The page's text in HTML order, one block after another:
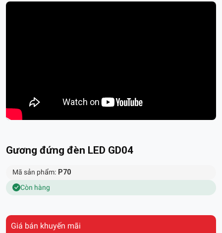
Gương đứng đèn LED GD04
Mã sản phẩm:P70
Còn hàng
Giá bán khuyến mãi